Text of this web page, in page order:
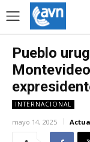
Pueblo
INTERNACIONAL
mayo 14, 2025